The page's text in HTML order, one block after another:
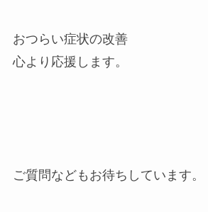
おつらい症状の改善
心より応援します。
ご質問などもお待ちしています。